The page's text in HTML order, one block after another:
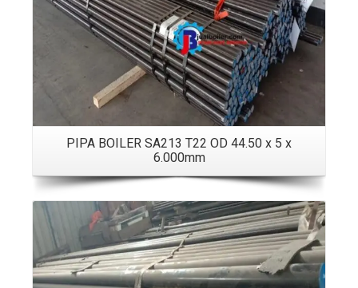
PIPA BOILER SA213 T22 OD 44.50 x 5 x
6.000mm
Details